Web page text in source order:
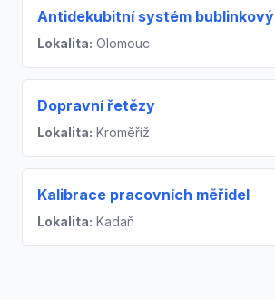
Antidekubitní systém bublinkový
Lokalita: Olomouc
Dopravní řetězy
Lokalita: Kroměříž
Kalibrace pracovních měřidel
Lokalita: Kadaň